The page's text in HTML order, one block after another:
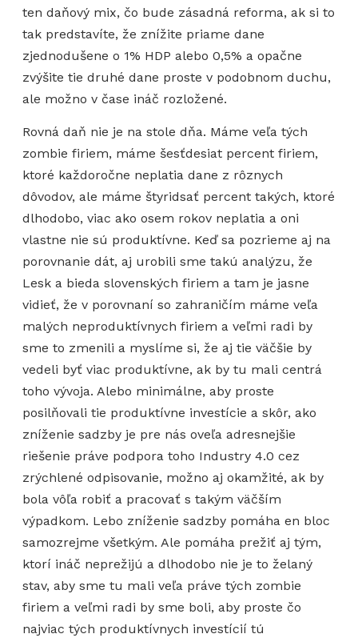
ten daňový mix, čo bude zásadná reforma, ak si to
tak predstavíte, že znížite priame dane
zjednodušene o 1% HDP alebo 0,5% a opačne
zvýšite tie druhé dane proste v podobnom duchu,
ale možno v čase ináč rozložené.
Rovná daň nie je na stole dňa. Máme veľa tých
zombie firiem, máme šesťdesiat percent firiem,
ktoré každoročne neplatia dane z rôznych
dôvodov, ale máme štyridsať percent takých, ktoré
dlhodobo, viac ako osem rokov neplatia a oni
vlastne nie sú produktívne. Keď sa pozrieme aj na
porovnanie dát, aj urobili sme takú analýzu, že
Lesk a bieda slovenských firiem a tam je jasne
vidieť, že v porovnaní so zahraničím máme veľa
malých neproduktívnych firiem a veľmi radi by
sme to zmenili a myslíme si, že aj tie väčšie by
vedeli byť viac produktívne, ak by tu mali centrá
toho vývoja. Alebo minimálne, aby proste
posilňovali tie produktívne investície a skôr, ako
zníženie sadzby je pre nás oveľa adresnejšie
riešenie práve podpora toho Industry 4.0 cez
zrýchlené odpisovanie, možno aj okamžité, ak by
bola vôľa robiť a pracovať s takým väčším
výpadkom. Lebo zníženie sadzby pomáha en bloc
samozrejme všetkým. Ale pomáha prežiť aj tým,
ktorí ináč neprežijú a dlhodobo nie je to želaný
stav, aby sme tu mali veľa práve tých zombie
firiem a veľmi radi by sme boli, aby proste čo
najviac tých produktívnych investícií tú